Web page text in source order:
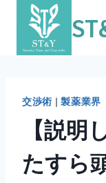
交渉術 |製薬業界
【説明
たすら